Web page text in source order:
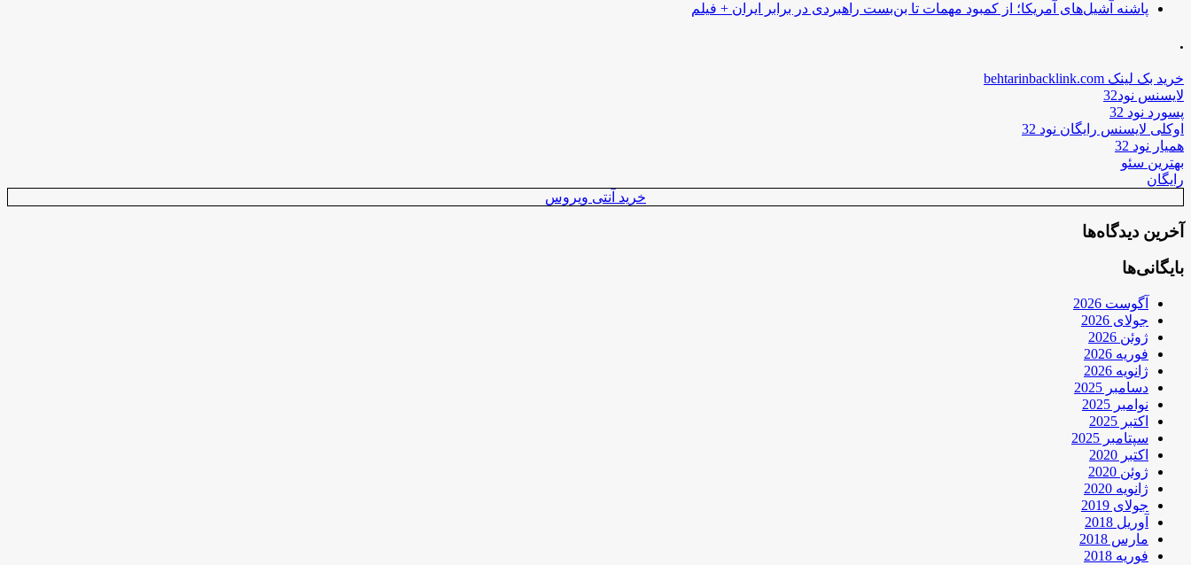
پاشنه آشیل‌های آمریکا؛ از کمبود مهمات تا بن‌بست راهبردی در برابر ایران + فیلم
.
خرید بک لینک behtarinbacklink.com
لایسنس نود32
پسورد نود 32
اوکلی لایسنس رایگان نود 32
همیار نود 32
بهترین سئو
رایگان
خرید آنتی ویروس
آخرین دیدگاه‌ها
بایگانی‌ها
آگوست 2026
جولای 2026
ژوئن 2026
فوریه 2026
ژانویه 2026
دسامبر 2025
نوامبر 2025
اکتبر 2025
سپتامبر 2025
اکتبر 2020
ژوئن 2020
ژانویه 2020
جولای 2019
آوریل 2018
مارس 2018
فوریه 2018